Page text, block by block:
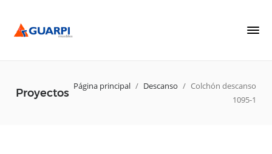
Proyectos
Página principal / Descanso / Colchón descanso
1095-1